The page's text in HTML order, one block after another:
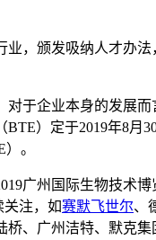
，颁发吸纳人才办
于企业本身的发展
）定于2019年8
。
广州国际生物技术
关注，如赛默飞世尔、
、广州洁特、默克